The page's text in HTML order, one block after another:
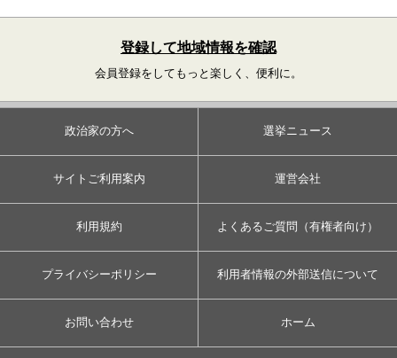
登録して地域情報を確認
会員登録をしてもっと楽しく、便利に。
政治家の方へ 選挙ニュース
サイトご利用案内 運営会社
利用規約 よくあるご質問（有権者向け）
プライバシーポリシー 利用者情報の外部送信について
お問い合わせ ホーム